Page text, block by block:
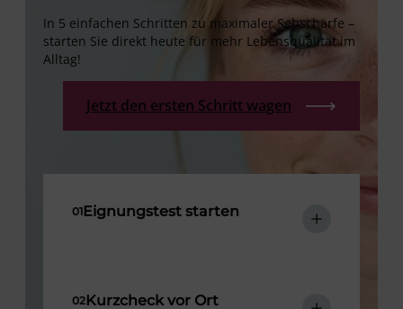
In 5 einfachen Schritten zu maximaler Sehschärfe –
starten Sie direkt heute für mehr Lebensqualität im
Alltag!
Jetzt den ersten Schritt wagen
Eignungstest starten
Kurzcheck vor Ort